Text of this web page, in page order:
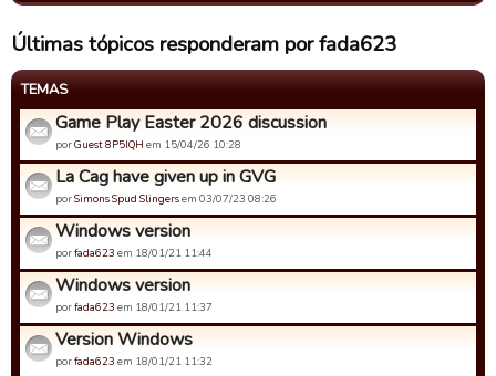
Últimas tópicos responderam por fada623
TEMAS
Game Play Easter 2026 discussion
porGuest 8P5IQH em 15/04/26 10:28
La Cag have given up in GVG
porSimons Spud Slingersem 03/07/23 08:26
Windows version
porfada623 em 18/01/21 11:44
Windows version
porfada623 em 18/01/21 11:37
Version Windows
porfada623 em 18/01/21 11:32